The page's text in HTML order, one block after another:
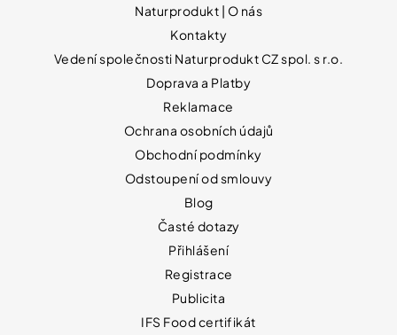
Naturprodukt | O nás
Kontakty
Vedení společnosti Naturprodukt CZ spol. s r.o.
Doprava a Platby
Reklamace
Ochrana osobních údajů
Obchodní podmínky
Odstoupení od smlouvy
Blog
Časté dotazy
Přihlášení
Registrace
Publicita
IFS Food certifikát